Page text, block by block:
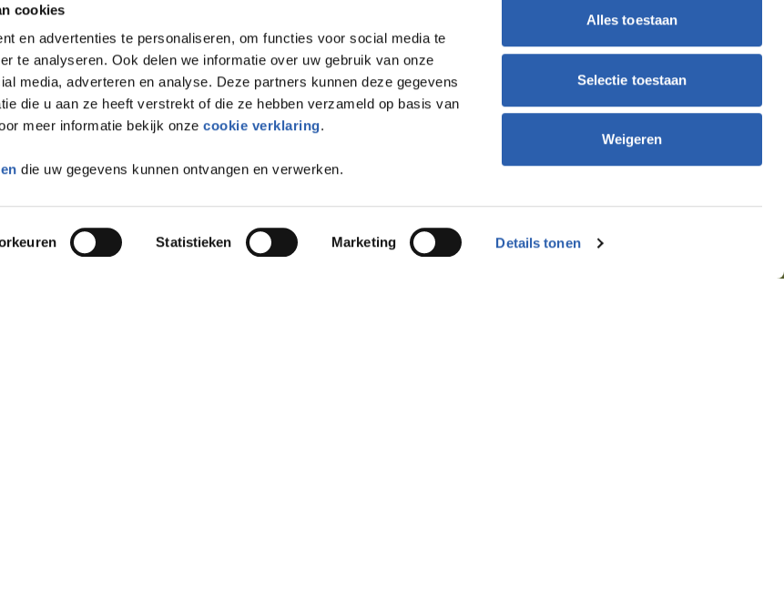
cookies
en advertenties te personaliseren, om functies voor social media te
te analyseren. Ook delen we informatie over uw gebruik van onze
media, adverteren en analyse. Deze partners kunnen deze gegevens
die u aan ze heeft verstrekt of die ze hebben verzameld op basis van
meer informatie bekijk onzecookie verklaring.
die uw gegevens kunnen ontvangen en verwerken.
Statistieken Marketing Details tonen
Alles toestaan
Selectie toestaan
Weigeren